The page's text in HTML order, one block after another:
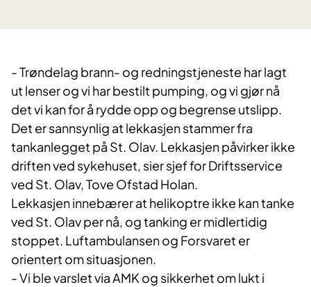
- Trøndelag brann- og redningstjeneste har lagt
ut lenser og vi har bestilt pumping, og vi gjør nå
det vi kan for å rydde opp og begrense utslipp.
Det er sannsynlig at lekkasjen stammer fra
tankanlegget på St. Olav. Lekkasjen påvirker ikke
driften ved sykehuset, sier sjef for Driftsservice
ved St. Olav, Tove Ofstad Holan.
Lekkasjen innebærer at helikoptre ikke kan tanke
ved St. Olav per nå, og tanking er midlertidig
stoppet. Luftambulansen og Forsvaret er
orientert om situasjonen.
- Vi ble varslet via AMK og sikkerhet om lukt i